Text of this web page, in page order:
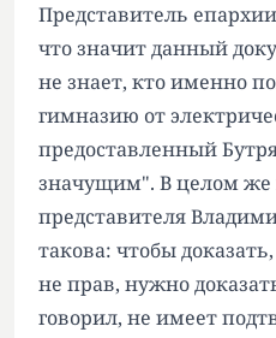
Представитель
что значит данный
не знает, кто именно
гимназию от
предоставленный
значущим". В целом же
представителя
такова: чтобы
не прав, нужно
говорил, не имеет